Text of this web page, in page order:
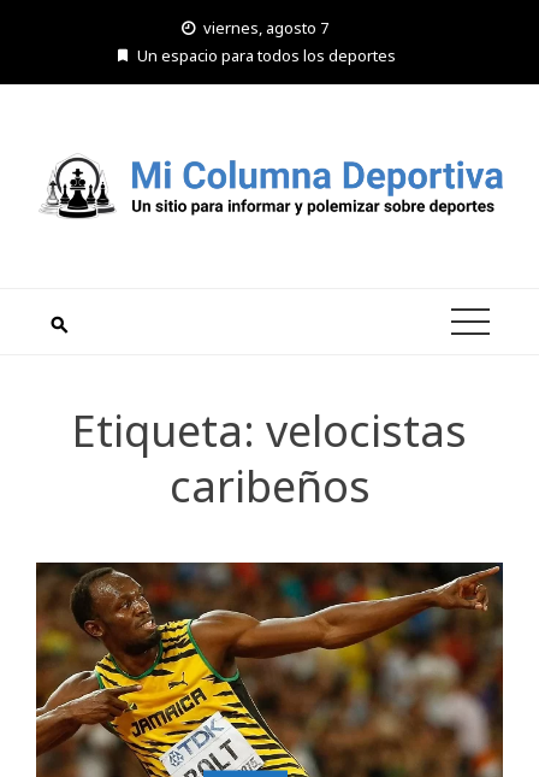
viernes, agosto 7
Un espacio para todos los deportes
Etiqueta: velocistas
caribeños